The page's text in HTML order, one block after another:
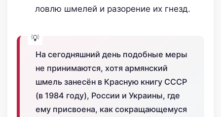
ловлю шмелей и разорение их гнезд.
На сегодняшний день подобные меры
не принимаются, хотя армянский
шмель занесён в Красную книгу СССР
(в 1984 году), России и Украины, где
ему присвоена, как сокращающемуся